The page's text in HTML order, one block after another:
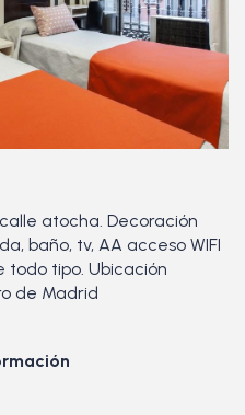
atocha. Decoración
baño, tv, AA acceso WIFI
todo tipo. Ubicación
de Madrid